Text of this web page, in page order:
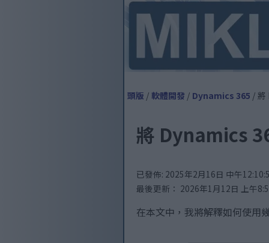
頭版 / 軟體開發 / Dynamics 365 / 將
將 Dynamics
已發佈: 2025年2月16日 中午
最後更新： 2026年1月12日 上午
在本文中，我將解釋如何使用